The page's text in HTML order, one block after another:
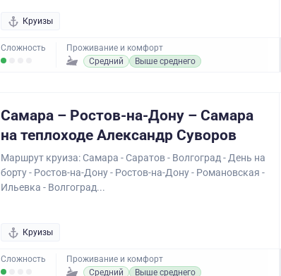
Круизы
Сложность
Проживание и комфорт
Средний
Выше среднего
Самара – Ростов-на-Дону – Самара
на теплоходе Александр Суворов
Маршрут круиза: Самара - Саратов - Волгоград - День на
борту - Ростов-на-Дону - Ростов-на-Дону - Романовская -
Ильевка - Волгоград...
Круизы
Сложность
Проживание и комфорт
Средний
Выше среднего